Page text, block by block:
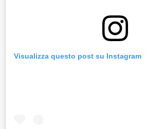
Visualizza questo post su Instagram